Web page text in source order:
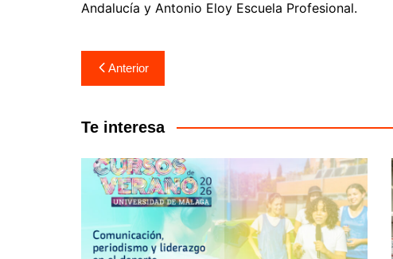
Andalucía y Antonio Eloy Escuela Profesional.
Anterior
Te interesa